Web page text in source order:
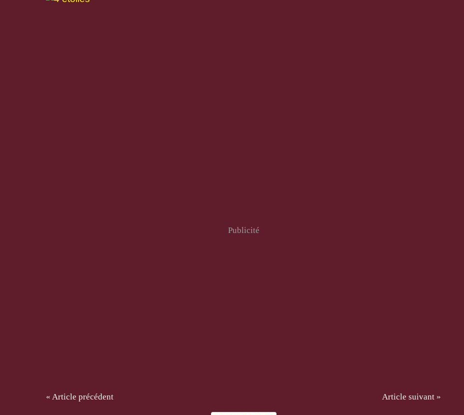
Publicité
« Article précédent Article suivant »